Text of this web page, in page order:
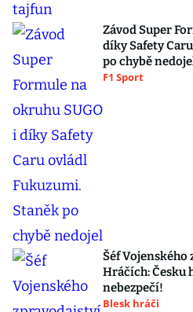
Závod Super
díky Safety
po chybě
F1 Sport
Šéf
Hráčích: Česku
nebezpečí!
Blesk hráči